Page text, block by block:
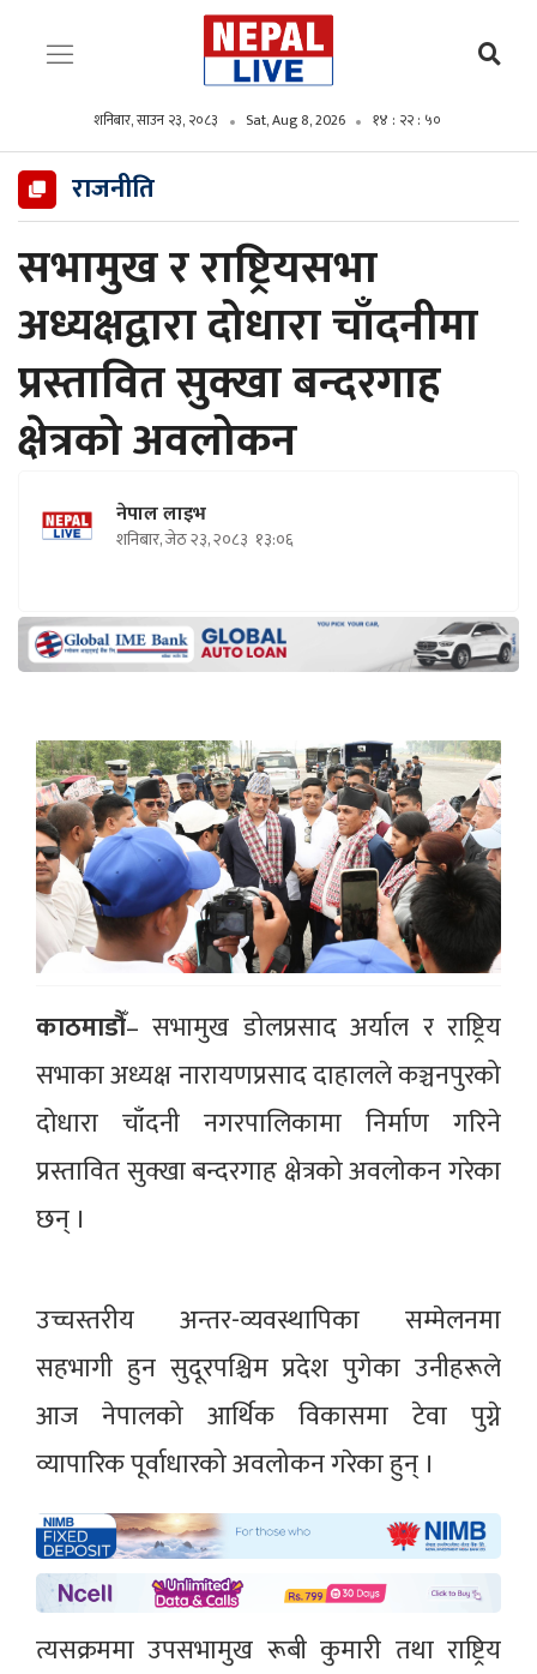
शनिबार, साउन २३, २०८३ Sat, Aug 8, 2026 १४ : २२ : ५१
राजनीति
सभामुख र राष्ट्रियसभा
अध्यक्षद्वारा दोधारा चाँदनीमा
प्रस्तावित सुक्खा बन्दरगाह
क्षेत्रको अवलोकन
नेपाल लाइभ
शनिबार, जेठ २३, २०८३ १३:०६
काठमाडौँ– सभामुख डोलप्रसाद अर्याल र राष्ट्रिय
सभाका अध्यक्ष नारायणप्रसाद दाहालले कञ्चनपुरको
दोधारा चाँदनी नगरपालिकामा निर्माण गरिने
प्रस्तावित सुक्खा बन्दरगाह क्षेत्रको अवलोकन गरेका
छन् ।
उच्चस्तरीय अन्तर-व्यवस्थापिका सम्मेलनमा
सहभागी हुन सुदूरपश्चिम प्रदेश पुगेका उनीहरूले
आज नेपालको आर्थिक विकासमा टेवा पुग्ने
व्यापारिक पूर्वाधारको अवलोकन गरेका हुन् ।
त्यसक्रममा उपसभामुख रूबी कुमारी तथा राष्ट्रिय